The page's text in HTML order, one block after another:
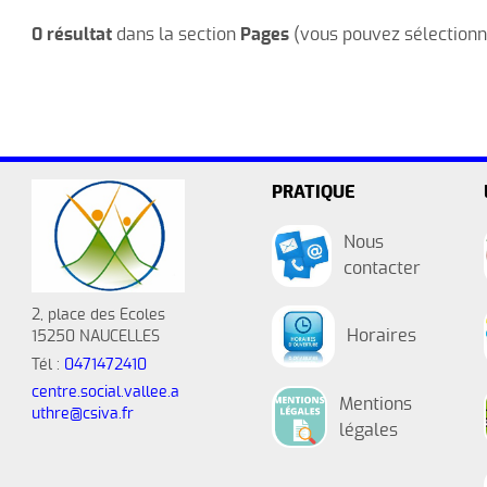
Horaires et contact
l'Enfance
Guitare adulte
La pause des Parents
Numérique
0 résultatdans la section Pages(vous pouvez
2, place des Ecoles
15250 NAUCELLES
Tél : 0471472410
centre.social.vallee.a
uthre@csiva.fr
PRATIQUE
Nous
contacter
Horaires
Mentions
légales